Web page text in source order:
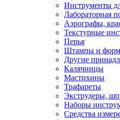
Инструменты
Лабораторная
Аэрографы,
Текстурные
Перья
Штампы и
Другие
Калячницы
Мастихины
Трафареты
Экструдеры,
Наборы
Средства